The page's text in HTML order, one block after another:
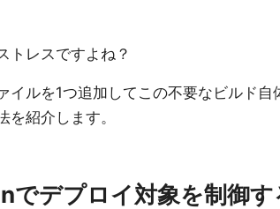
トレスですよね？
イルを1つ追加してこの不要なビルド自
を紹介します。
デプロイ対象を制御す